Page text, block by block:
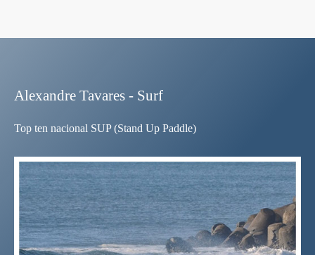
Alexandre Tavares - Surf
Top ten nacional SUP (Stand Up Paddle)